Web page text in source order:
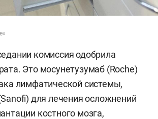
комиссия одобрила
Это мосунетузумаб (Roche)
лимфатической системы,
для лечения осложнений
костного мозга,